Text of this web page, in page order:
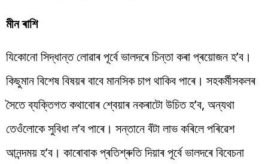
মীন ৰাশি
যিকোনো সিদ্ধান্ত লোৱাৰ পূৰ্বে ভালদৰে চিন্তা কৰা প্ৰয়োজন হ’ব।
কিছুমান বিশেষ বিষয়ৰ বাবে মানসিক চাপ থাকিব পাৰে। সহকৰ্মীসকলৰ
সৈতে ব্যক্তিগত কথাবোৰ শ্বেয়াৰ নকৰাটো উচিত হ’ব, অন্যথা
তেওঁলোকে সুবিধা ল’ব পাৰে। সন্তানে বঁটা লাভ কৰিলে পৰিৱেশ
আনন্দময় হ’ব। কাৰোবাক প্ৰতিশ্ৰুতি দিয়াৰ পূৰ্বে ভালদৰে বিবেচনা